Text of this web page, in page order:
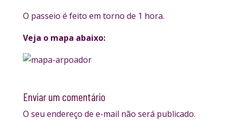
O passeio é feito em torno de 1 hora.
Veja o mapa abaixo:
Enviar um comentário
O seu endereço de e-mail não será publicado.